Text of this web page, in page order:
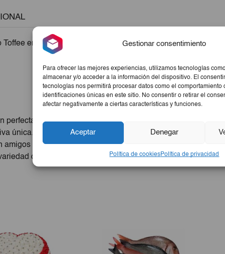
Gestionar consentimiento
Para ofrecer las mejores experiencias, utilizamos tecnologías
almacenar y/o acceder a la información del dispositivo. El
tecnologías nos permitirá procesar datos como el comportamiento
identificaciones únicas en este sitio. No consentir o retirar el
afectar negativamente a ciertas características y funciones.
Aceptar Denegar
Política de cookiesPolítica de privacidad
en presentación de 4g cada uno. Perfectos para
perfecta para los amantes de los dulces. Con su delicioso
única. Este paquete contiene 200 unidades, lo que te
o llevar contigo a todas partes, estos caramelos son la
de productos esenciales y disfruta de momentos